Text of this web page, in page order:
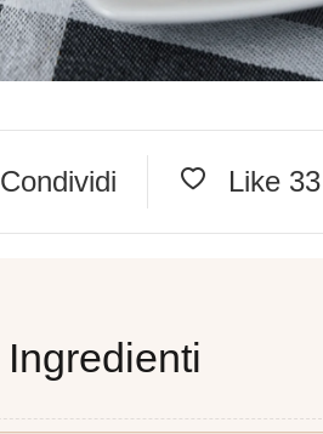
Condividi Like 33
Ingredienti